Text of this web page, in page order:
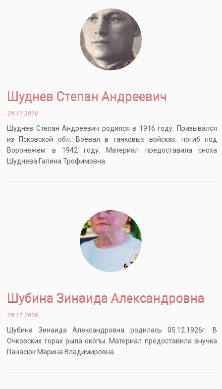
Шуднев Степан Андреевич
29.11.2016
Шуднев Степан Андреевич родился в 1916 году. Призывался
из Псковской обл. Воевал в танковых войсках, погиб под
Воронежем в 1942 году. Материал предоставила сноха
Шуднева Галина Трофимовна.
Шубина Зинаида Александровна
29.11.2016
Шубина Зинаида Александровна родилась 05.12.1926г. В
Очковских горах рыла окопы. Материал предоставила внучка
Панасюк Марина Владимировна.